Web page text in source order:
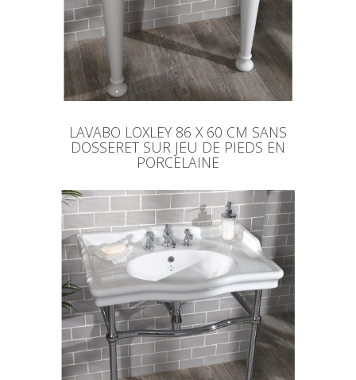
LAVABO LOXLEY 86 X 60 CM SANS
DOSSERET SUR JEU DE PIEDS EN
PORCELAINE